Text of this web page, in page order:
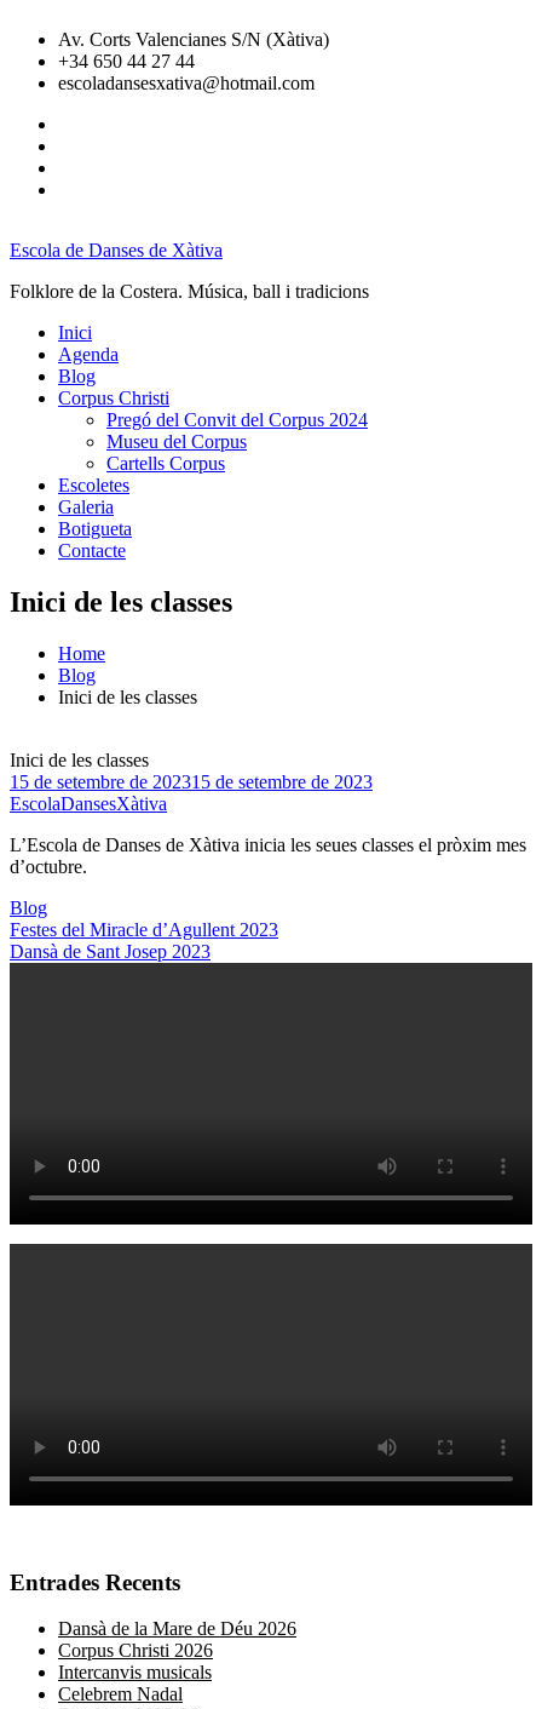
content
Av. Corts Valencianes S/N (Xàtiva)
+34 650 44 27 44
escoladansesxativa@hotmail.com
Escola de Danses de Xàtiva
Folklore de la Costera. Música, ball i tradicions
Inici
Agenda
Blog
Corpus Christi
Pregó del Convit del Corpus 2024
Museu del Corpus
Cartells Corpus
Escoletes
Galeria
Botigueta
Contacte
Inici de les classes
Home
Blog
Inici de les classes
Inici de les classes
15 de setembre de 202315 de setembre de 2023
EscolaDansesXàtiva
L’Escola de Danses de Xàtiva inicia les seues classes el pròxim mes
d’octubre.
Blog
Navegació
d'entrades
Festes del Miracle d’Agullent 2023
Dansà de Sant Josep 2023
Entrades Recents
Dansà de la Mare de Déu 2026
Corpus Christi 2026
Intercanvis musicals
Celebrem Nadal